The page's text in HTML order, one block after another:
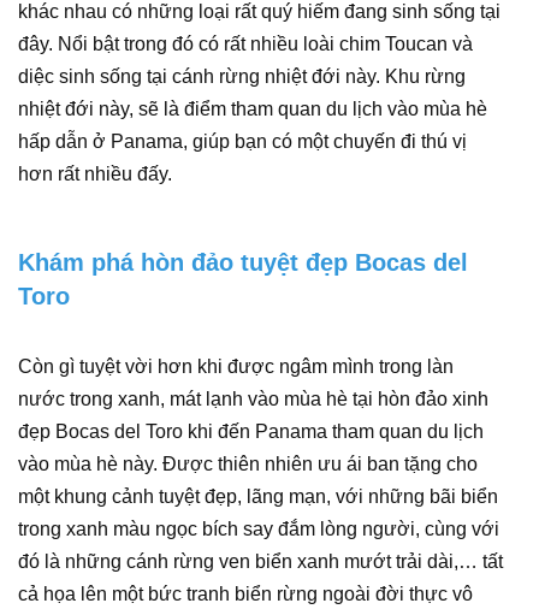
khác nhau có những loại rất quý hiếm đang sinh sống tại
đây. Nổi bật trong đó có rất nhiều loài chim Toucan và
diệc sinh sống tại cánh rừng nhiệt đới này. Khu rừng
nhiệt đới này, sẽ là điểm tham quan du lịch vào mùa hè
hấp dẫn ở Panama, giúp bạn có một chuyến đi thú vị
hơn rất nhiều đấy.
Khám phá hòn đảo tuyệt đẹp Bocas del
Toro
Còn gì tuyệt vời hơn khi được ngâm mình trong làn
nước trong xanh, mát lạnh vào mùa hè tại hòn đảo xinh
đẹp Bocas del Toro khi đến Panama tham quan du lịch
vào mùa hè này. Được thiên nhiên ưu ái ban tặng cho
một khung cảnh tuyệt đẹp, lãng mạn, với những bãi biển
trong xanh màu ngọc bích say đắm lòng người, cùng với
đó là những cánh rừng ven biển xanh mướt trải dài,… tất
cả họa lên một bức tranh biển rừng ngoài đời thực vô